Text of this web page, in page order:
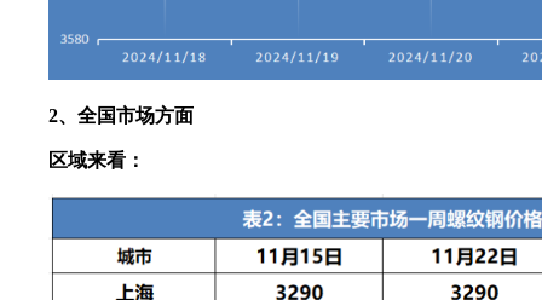
2、全国市场方面
区域来看：